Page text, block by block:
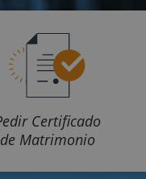
Certificado
de Matrimonio